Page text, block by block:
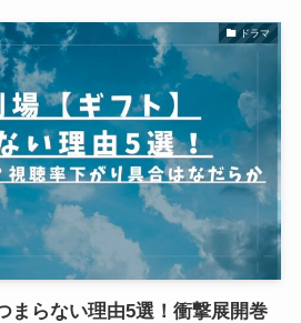
ドラマ
まらない理由5選！衝撃展開巻